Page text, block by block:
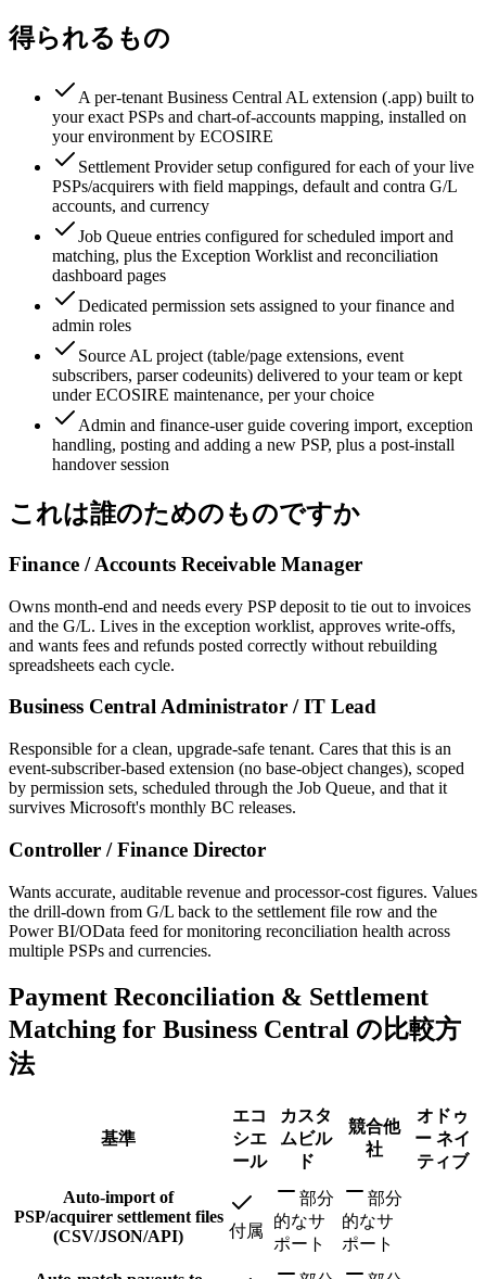
得られるもの
A per-tenant Business Central AL extension (.app) built to
your exact PSPs and chart-of-accounts mapping, installed on
your environment by ECOSIRE
Settlement Provider setup configured for each of your live
PSPs/acquirers with field mappings, default and contra G/L
accounts, and currency
Job Queue entries configured for scheduled import and
matching, plus the Exception Worklist and reconciliation
dashboard pages
Dedicated permission sets assigned to your finance and
admin roles
Source AL project (table/page extensions, event
subscribers, parser codeunits) delivered to your team or kept
under ECOSIRE maintenance, per your choice
Admin and finance-user guide covering import, exception
handling, posting and adding a new PSP, plus a post-install
handover session
これは誰のためのものですか
Finance / Accounts Receivable Manager
Owns month-end and needs every PSP deposit to tie out to invoices
and the G/L. Lives in the exception worklist, approves write-offs,
and wants fees and refunds posted correctly without rebuilding
spreadsheets each cycle.
Business Central Administrator / IT Lead
Responsible for a clean, upgrade-safe tenant. Cares that this is an
event-subscriber-based extension (no base-object changes), scoped
by permission sets, scheduled through the Job Queue, and that it
survives Microsoft's monthly BC releases.
Controller / Finance Director
Wants accurate, auditable revenue and processor-cost figures. Values
the drill-down from G/L back to the settlement file row and the
Power BI/OData feed for monitoring reconciliation health across
multiple PSPs and currencies.
Payment Reconciliation & Settlement
Matching for Business Central の比較方
法
基準
エコ
シエ
ール
カスタ
ムビル
ド
競合他
社
オドゥ
ー ネイ
ティブ
Auto-import of
PSP/acquirer settlement files
(CSV/JSON/API)
付属
部分
的なサ
ポート
部分
的なサ
ポート